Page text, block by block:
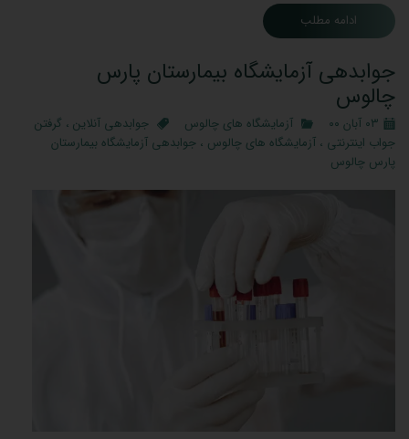
ادامه مطلب
جوابدهی آزمایشگاه بیمارستان پارس
چالوس
۰۳ آبان ۰۰ آزمایشگاه های چالوس جوابدهی آنلاین ، گرفتن
جواب اینترنتی ، آزمایشگاه های چالوس ، جوابدهی آزمایشگاه بیمارستان
پارس چالوس